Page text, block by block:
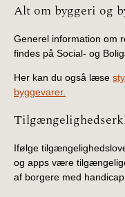
Alt om byggeri og
Generel information om
findes på Social- og
Her kan du også læse
byggevarer.
Ifølge
og apps være
af borgere med handicap.